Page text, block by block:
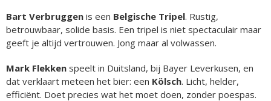
Bart Verbruggen is een Belgische Tripel. Rustig,
betrouwbaar, solide basis. Een tripel is niet spectaculair maar
geeft je altijd vertrouwen. Jong maar al volwassen.
Mark Flekken speelt in Duitsland, bij Bayer Leverkusen, en
dat verklaart meteen het bier: een Kölsch. Licht, helder,
efficiënt. Doet precies wat het moet doen, zonder poespas.